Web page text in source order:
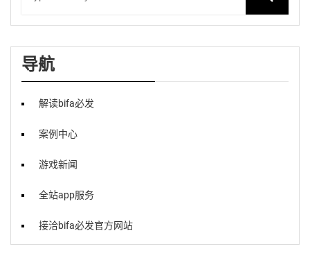
导航
解读bifa必发
案例中心
游戏新闻
全站app服务
接洽bifa必发官方网站